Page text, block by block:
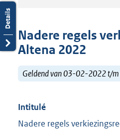
Nadere regels
Altena 2022
Geldend van 03-02-2022 t/m
Intitulé
Nadere regels